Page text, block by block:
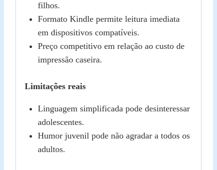
filhos.
Formato Kindle permite leitura imediata
em dispositivos compatíveis.
Preço competitivo em relação ao custo de
impressão caseira.
Limitações reais
Linguagem simplificada pode desinteressar
adolescentes.
Humor juvenil pode não agradar a todos os
adultos.